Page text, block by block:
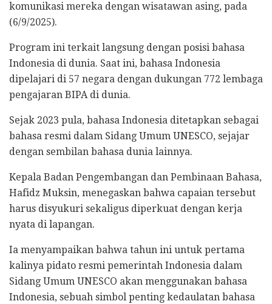
komunikasi mereka dengan wisatawan asing, pada
(6/9/2025).
Program ini terkait langsung dengan posisi bahasa
Indonesia di dunia. Saat ini, bahasa Indonesia
dipelajari di 57 negara dengan dukungan 772 lembaga
pengajaran BIPA di dunia.
Sejak 2023 pula, bahasa Indonesia ditetapkan sebagai
bahasa resmi dalam Sidang Umum UNESCO, sejajar
dengan sembilan bahasa dunia lainnya.
Kepala Badan Pengembangan dan Pembinaan Bahasa,
Hafidz Muksin, menegaskan bahwa capaian tersebut
harus disyukuri sekaligus diperkuat dengan kerja
nyata di lapangan.
Ia menyampaikan bahwa tahun ini untuk pertama
kalinya pidato resmi pemerintah Indonesia dalam
Sidang Umum UNESCO akan menggunakan bahasa
Indonesia, sebuah simbol penting kedaulatan bahasa